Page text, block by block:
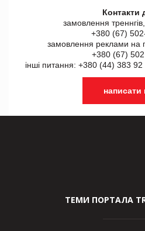
Контакти
замовлення
+380 (67)
замовлення реклами на
+380 (67) 502
інші питання: +380 (44) 383
написати
ТЕМИ ПОРТАЛА